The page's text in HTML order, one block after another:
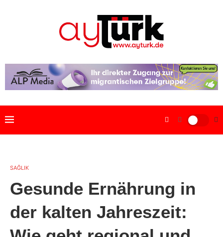
SAĞLIK
Gesunde Ernährung in
der kalten Jahreszeit: